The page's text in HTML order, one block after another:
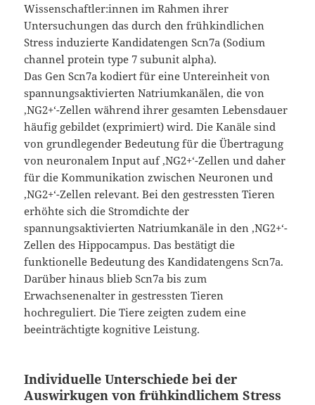
Wissenschaftler:innen im Rahmen ihrer
Untersuchungen das durch den frühkindlichen
Stress induzierte Kandidatengen Scn7a (Sodium
channel protein type 7 subunit alpha).
Das Gen Scn7a kodiert für eine Untereinheit von
spannungsaktivierten Natriumkanälen, die von
‚NG2+‘-Zellen während ihrer gesamten Lebensdauer
häufig gebildet (exprimiert) wird. Die Kanäle sind
von grundlegender Bedeutung für die Übertragung
von neuronalem Input auf ‚NG2+‘-Zellen und daher
für die Kommunikation zwischen Neuronen und
‚NG2+‘-Zellen relevant. Bei den gestressten Tieren
erhöhte sich die Stromdichte der
spannungsaktivierten Natriumkanäle in den ‚NG2+‘-
Zellen des Hippocampus. Das bestätigt die
funktionelle Bedeutung des Kandidatengens Scn7a.
Darüber hinaus blieb Scn7a bis zum
Erwachsenenalter in gestressten Tieren
hochreguliert. Die Tiere zeigten zudem eine
beeinträchtigte kognitive Leistung.
Individuelle Unterschiede bei der
Auswirkugen von frühkindlichem Stress